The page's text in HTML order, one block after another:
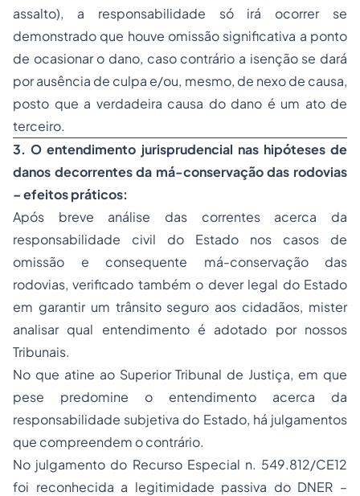
assalto), a responsabilidade só irá ocorrer se
demonstrado que houve omissão significativa a ponto
de ocasionar o dano, caso contrário a isenção se dará
por ausência de culpa e/ou, mesmo, de nexo de causa,
posto que a verdadeira causa do dano é um ato de
terceiro.
3. O entendimento jurisprudencial nas hipóteses de
danos decorrentes da má-conservação das rodovias
– efeitos práticos:
Após breve análise das correntes acerca da
responsabilidade civil do Estado nos casos de
omissão e consequente má-conservação das
rodovias, verificado também o dever legal do Estado
em garantir um trânsito seguro aos cidadãos, mister
analisar qual entendimento é adotado por nossos
Tribunais.
No que atine ao Superior Tribunal de Justiça, em que
pese predomine o entendimento acerca da
responsabilidade subjetiva do Estado, há julgamentos
que compreendem o contrário.
No julgamento do Recurso Especial n. 549.812/CE12
foi reconhecida a legitimidade passiva do DNER –